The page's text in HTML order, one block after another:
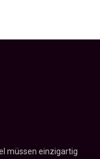
müssen einzigartig